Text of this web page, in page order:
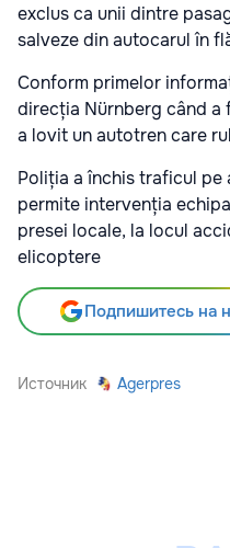
exclus ca unii dintre
salveze din autocarul în
Conform primelor
direcția Nürnberg când a
a lovit un autotren care
Poliția a închis traficul
permite intervenția
presei locale, la locul
elicoptere
Подпишитесь на
Источник Agerpres